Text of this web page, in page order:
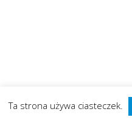
Ta strona używa ciasteczek.